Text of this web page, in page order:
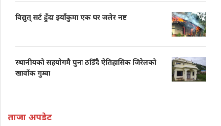
विद्युत् सर्ट हुँदा झ्याँकुमा एक घर जलेर नष्ट
स्थानीयको सहयोगमै पुनः ठडिँदै ऐतिहासिक जिरेलको
खार्वोक गुम्बा
ताजा अपडेट